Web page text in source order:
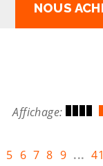
NOUS
Affichage:
5 6 7 8 9 ... 41